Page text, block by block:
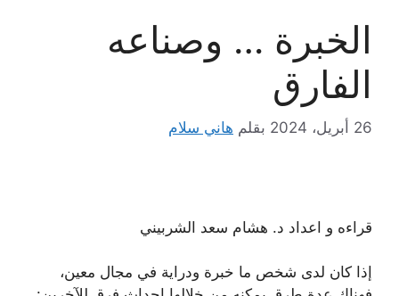
الخبرة … وصناعه
الفارق
26 أبريل، 2024 بقلم هاني سلام
قراءه و اعداد د. هشام سعد الشربيني
إذا كان لدى شخص ما خبرة ودراية في مجال معين،